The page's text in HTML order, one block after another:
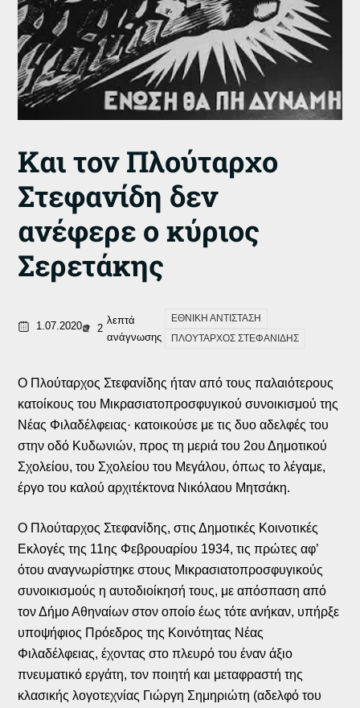
Και τον Πλούταρχο
Στεφανίδη δεν
ανέφερε ο κύριος
Σερετάκης
1.07.2020 2
λεπτά
ανάγνωσης
ΕΘΝΙΚΗ ΑΝΤΙΣΤΑΣΗ
ΠΛΟΥΤΑΡΧΟΣ ΣΤΕΦΑΝΙΔΗΣ
Ο Πλούταρχος Στεφανίδης ήταν από τους παλαιότερους
κατοίκους του Μικρασιατοπροσφυγικού συνοικισμού της
Νέας Φιλαδέλφειας· κατοικούσε με τις δυο αδελφές του
στην οδό Κυδωνιών, προς τη μεριά του 2ου Δημοτικού
Σχολείου, του Σχολείου του Μεγάλου, όπως το λέγαμε,
έργο του καλού αρχιτέκτονα Νικόλαου Μητσάκη.
Ο Πλούταρχος Στεφανίδης, στις Δημοτικές Κοινοτικές
Εκλογές της 11ης Φεβρουαρίου 1934, τις πρώτες αφ’
ότου αναγνωρίστηκε στους Μικρασιατοπροσφυγικούς
συνοικισμούς η αυτοδιοίκησή τους, με απόσπαση από
τον Δήμο Αθηναίων στον οποίο έως τότε ανήκαν, υπήρξε
υποψήφιος Πρόεδρος της Κοινότητας Νέας
Φιλαδέλφειας, έχοντας στο πλευρό του έναν άξιο
πνευματικό εργάτη, τον ποιητή και μεταφραστή της
κλασικής λογοτεχνίας Γιώργη Σημηριώτη (αδελφό του